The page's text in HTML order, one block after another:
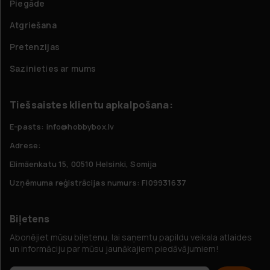
Piegāde
Atgriešana
Pretenzijas
Sazinieties ar mums
Tiešsaistes klientu apkalpošana:
E-pasts: info@hobbybox.lv
Adrese:
Elimäenkatu 15, 00510 Helsinki, Somija
Uzņēmuma reģistrācijas numurs: FI09931637
Biļetens
Abonējiet mūsu biļetenu, lai saņemtu papildu veikala atlaides
un informāciju par mūsu jaunākajiem piedāvājumiem!